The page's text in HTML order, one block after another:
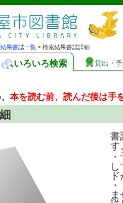
果書誌一覧 > 検索結果書誌詳細
いろいろ検索 貸出・
本を読む前、読んだ後は手
書
す